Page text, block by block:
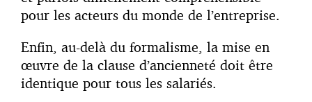
pour les acteurs du monde de l’entreprise.
Enfin, au-delà du formalisme, la mise en
œuvre de la clause d’ancienneté doit être
identique pour tous les salariés.